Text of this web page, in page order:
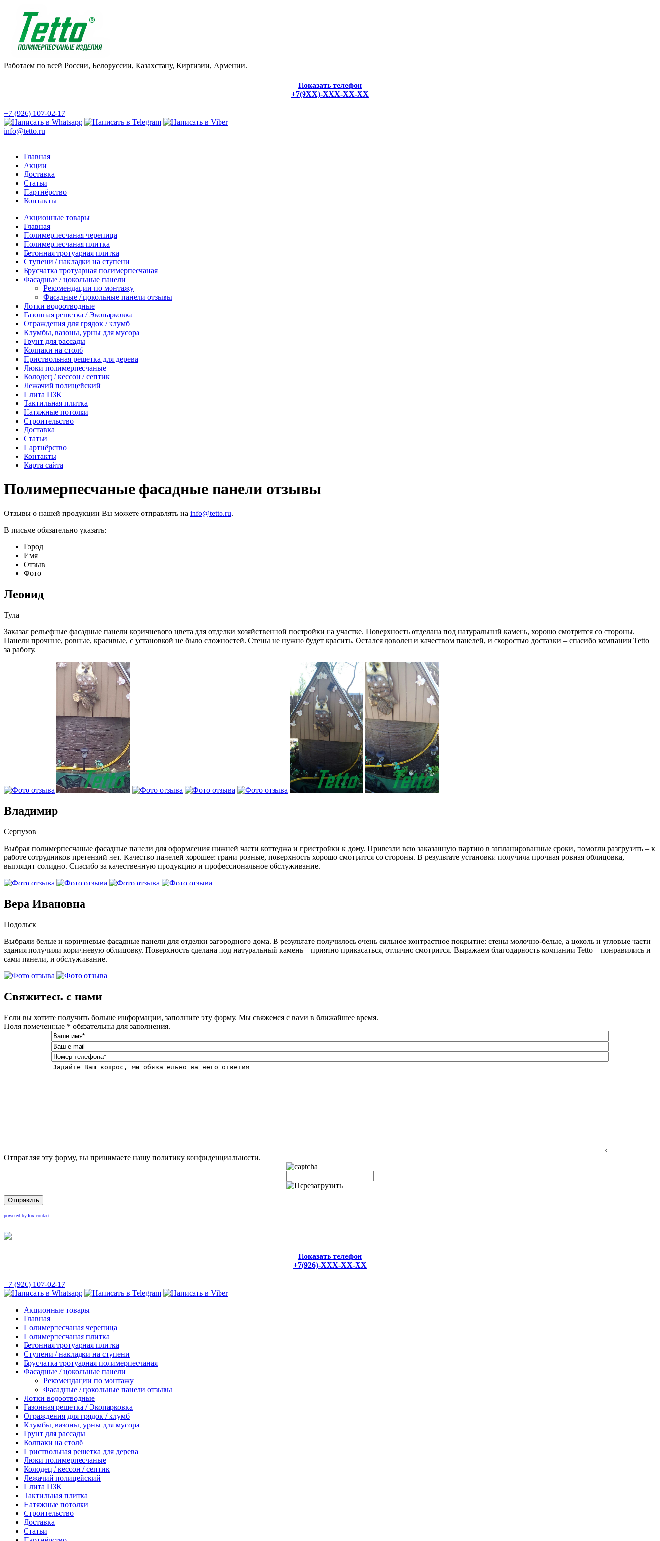
Работаем по всей России, Белоруссии, Казахстану, Киргизии, Армении.
Показать телефон
+7(9XX)-XXX-XX-XX
+7 (926) 107-02-17
info@tetto.ru
Главная
Акции
Доставка
Статьи
Партнёрство
Контакты
Акционные товары
Главная
Полимерпесчаная черепица
Полимерпесчаная плитка
Бетонная тротуарная плитка
Ступени / накладки на ступени
Брусчатка тротуарная полимерпесчаная
Фасадные / цокольные панели
Рекомендации по монтажу
Фасадные / цокольные панели отзывы
Лотки водоотводные
Газонная решетка / Экопарковка
Ограждения для грядок / клумб
Клумбы, вазоны, урны для мусора
Грунт для рассады
Колпаки на столб
Приствольная решетка для дерева
Люки полимерпесчаные
Колодец / кессон / септик
Лежачий полицейский
Плита ПЗК
Тактильная плитка
Натяжные потолки
Строительство
Доставка
Статьи
Партнёрство
Контакты
Карта сайта
Полимерпесчаные фасадные панели отзывы
Oтзывы о нашей продукции Вы можете отправлять на info@tetto.ru.
В письме обязательно указать:
Город
Имя
Отзыв
Фото
Леонид
Тула
Заказал рельефные фасадные панели коричневого цвета для отделки хозяйственной постройки на участке. Поверхность отделана под натуральный камень, хорошо смотрится со стороны.
Панели прочные, ровные, красивые, с установкой не было сложностей. Стены не нужно будет красить. Остался доволен и качеством панелей, и скоростью доставки – спасибо компании Tetto
за работу.
Владимир
Серпухов
Выбрал полимерпесчаные фасадные панели для оформления нижней части коттеджа и пристройки к дому. Привезли всю заказанную партию в запланированные сроки, помогли разгрузить – к
работе сотрудников претензий нет. Качество панелей хорошее: грани ровные, поверхность хорошо смотрится со стороны. В результате установки получила прочная ровная облицовка,
выглядит солидно. Спасибо за качественную продукцию и профессиональное обслуживание.
Вера Ивановна
Подольск
Выбрали белые и коричневые фасадные панели для отделки загородного дома. В результате получилось очень сильное контрастное покрытие: стены молочно-белые, а цоколь и угловые части
здания получили коричневую облицовку. Поверхность сделана под натуральный камень – приятно прикасаться, отлично смотрится. Выражаем благодарность компании Tetto – понравились и
сами панели, и обслуживание.
­Свяжитесь с нами
Если вы хотите получить больше информации, заполните эту форму. Мы свяжемся с вами в ближайшее время.
Поля помеченные * обязательны для заполнения.
Отправляя эту форму, вы принимаете нашу политику конфиденциальности.
Отправить
powered by fox contact
Показать телефон
+7(926)-XXX-XX-XX
+7 (926) 107-02-17
Акционные товары
Главная
Полимерпесчаная черепица
Полимерпесчаная плитка
Бетонная тротуарная плитка
Ступени / накладки на ступени
Брусчатка тротуарная полимерпесчаная
Фасадные / цокольные панели
Рекомендации по монтажу
Фасадные / цокольные панели отзывы
Лотки водоотводные
Газонная решетка / Экопарковка
Ограждения для грядок / клумб
Клумбы, вазоны, урны для мусора
Грунт для рассады
Колпаки на столб
Приствольная решетка для дерева
Люки полимерпесчаные
Колодец / кессон / септик
Лежачий полицейский
Плита ПЗК
Тактильная плитка
Натяжные потолки
Строительство
Доставка
Статьи